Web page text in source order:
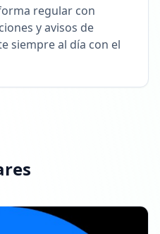
14:54
regular con
y avisos de
siempre al día con el